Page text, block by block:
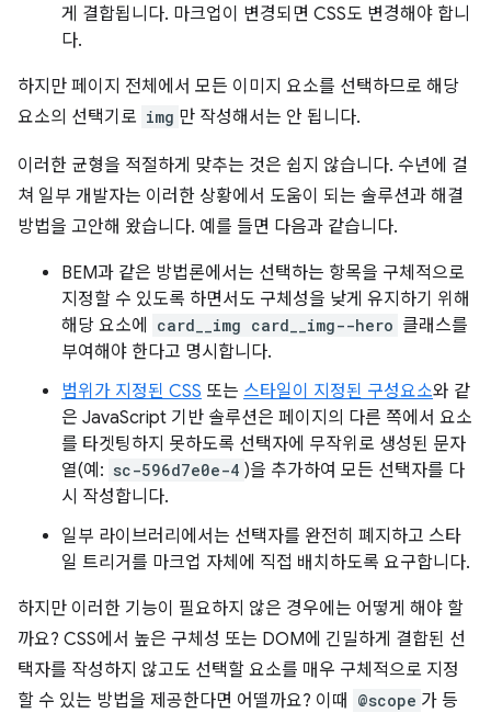
게 결합됩니다. 마크업이 변경되면 CSS도 변경해야 합니
다.
하지만 페이지 전체에서 모든 이미지 요소를 선택하므로 해당
요소의 선택기로 img 만 작성해서는 안 됩니다.
이러한 균형을 적절하게 맞추는 것은 쉽지 않습니다. 수년에 걸
쳐 일부 개발자는 이러한 상황에서 도움이 되는 솔루션과 해결
방법을 고안해 왔습니다. 예를 들면 다음과 같습니다.
BEM과 같은 방법론에서는 선택하는 항목을 구체적으로
지정할 수 있도록 하면서도 구체성을 낮게 유지하기 위해
해당 요소에
card__img card__img--hero 클래스를
부여해야 한다고 명시합니다.
범위가 지정된 CSS 또는 스타일이 지정된 구성요소와 같
은 JavaScript 기반 솔루션은 페이지의 다른 쪽에서 요소
를 타겟팅하지 못하도록 선택자에 무작위로 생성된 문자
열(예: sc-596d7e0e-4 )을 추가하여 모든 선택자를 다
시 작성합니다.
일부 라이브러리에서는 선택자를 완전히 폐지하고 스타
일 트리거를 마크업 자체에 직접 배치하도록 요구합니다.
하지만 이러한 기능이 필요하지 않은 경우에는 어떻게 해야 할
까요? CSS에서 높은 구체성 또는 DOM에 긴밀하게 결합된 선
택자를 작성하지 않고도 선택할 요소를 매우 구체적으로 지정
할 수 있는 방법을 제공한다면 어떨까요? 이때
@scope 가 등